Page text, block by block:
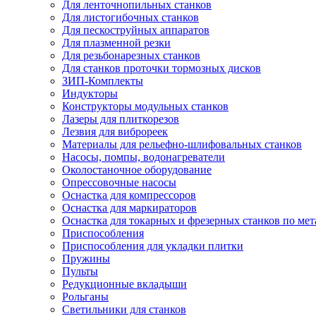
Для ленточнопильных станков
Для листогибочных станков
Для пескоструйных аппаратов
Для плазменной резки
Для резьбонарезных станков
Для станков проточки тормозных дисков
ЗИП-Комплекты
Индукторы
Конструкторы модульных станков
Лазеры для плиткорезов
Лезвия для виброреек
Материалы для рельефно-шлифовальных станков
Насосы, помпы, водонагреватели
Околостаночное оборудование
Опрессовочные насосы
Оснастка для компрессоров
Оснастка для маркираторов
Оснастка для токарных и фрезерных станков по
Приспособления
Приспособления для укладки плитки
Пружины
Пульты
Редукционные вкладыши
Рольганы
Светильники для станков